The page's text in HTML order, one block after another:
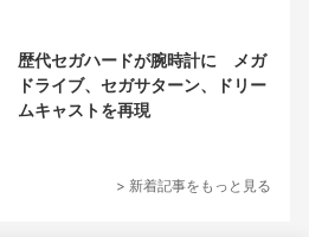
歴代セガハードが腕時計に メガ
ドライブ、セガサターン、ドリー
ムキャストを再現
> 新着記事をもっと見る